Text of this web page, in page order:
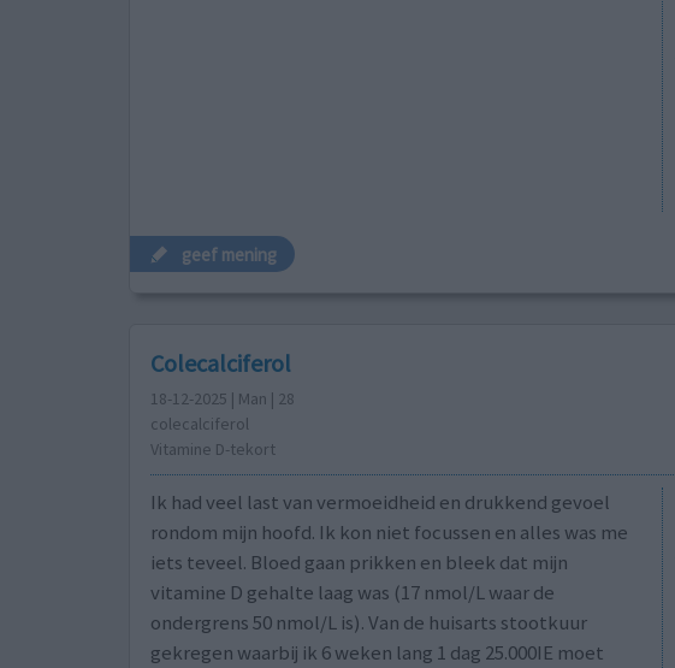
geef mening
Colecalciferol
18-12-2025 | Man | 28
colecalciferol
Vitamine D-tekort
Ik had veel last van vermoeidheid en drukkend gevoel
rondom mijn hoofd. Ik kon niet focussen en alles was me
iets teveel. Bloed gaan prikken en bleek dat mijn
vitamine D gehalte laag was (17 nmol/L waar de
ondergrens 50 nmol/L is). Van de huisarts stootkuur
gekregen waarbij ik 6 weken lang 1 dag 25.000IE moet